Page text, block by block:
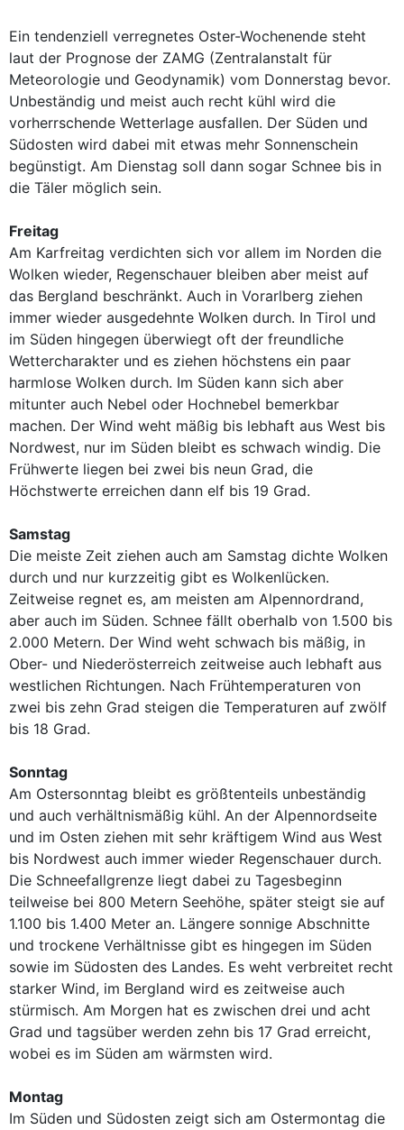
Ein tendenziell verregnetes Oster-Wochenende steht
laut der Prognose der ZAMG (Zentralanstalt für
Meteorologie und Geodynamik) vom Donnerstag bevor.
Unbeständig und meist auch recht kühl wird die
vorherrschende Wetterlage ausfallen. Der Süden und
Südosten wird dabei mit etwas mehr Sonnenschein
begünstigt. Am Dienstag soll dann sogar Schnee bis in
die Täler möglich sein.
Freitag
Am Karfreitag verdichten sich vor allem im Norden die
Wolken wieder, Regenschauer bleiben aber meist auf
das Bergland beschränkt. Auch in Vorarlberg ziehen
immer wieder ausgedehnte Wolken durch. In Tirol und
im Süden hingegen überwiegt oft der freundliche
Wettercharakter und es ziehen höchstens ein paar
harmlose Wolken durch. Im Süden kann sich aber
mitunter auch Nebel oder Hochnebel bemerkbar
machen. Der Wind weht mäßig bis lebhaft aus West bis
Nordwest, nur im Süden bleibt es schwach windig. Die
Frühwerte liegen bei zwei bis neun Grad, die
Höchstwerte erreichen dann elf bis 19 Grad.
Samstag
Die meiste Zeit ziehen auch am Samstag dichte Wolken
durch und nur kurzzeitig gibt es Wolkenlücken.
Zeitweise regnet es, am meisten am Alpennordrand,
aber auch im Süden. Schnee fällt oberhalb von 1.500 bis
2.000 Metern. Der Wind weht schwach bis mäßig, in
Ober- und Niederösterreich zeitweise auch lebhaft aus
westlichen Richtungen. Nach Frühtemperaturen von
zwei bis zehn Grad steigen die Temperaturen auf zwölf
bis 18 Grad.
Sonntag
Am Ostersonntag bleibt es größtenteils unbeständig
und auch verhältnismäßig kühl. An der Alpennordseite
und im Osten ziehen mit sehr kräftigem Wind aus West
bis Nordwest auch immer wieder Regenschauer durch.
Die Schneefallgrenze liegt dabei zu Tagesbeginn
teilweise bei 800 Metern Seehöhe, später steigt sie auf
1.100 bis 1.400 Meter an. Längere sonnige Abschnitte
und trockene Verhältnisse gibt es hingegen im Süden
sowie im Südosten des Landes. Es weht verbreitet recht
starker Wind, im Bergland wird es zeitweise auch
stürmisch. Am Morgen hat es zwischen drei und acht
Grad und tagsüber werden zehn bis 17 Grad erreicht,
wobei es im Süden am wärmsten wird.
Montag
Im Süden und Südosten zeigt sich am Ostermontag die